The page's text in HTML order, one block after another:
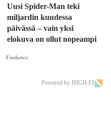
Uusi Spider-Man teki
miljardin kuudessa
päivässä – vain yksi
elokuva on ollut nopeampi
Findance
Powered by HIGH.FI